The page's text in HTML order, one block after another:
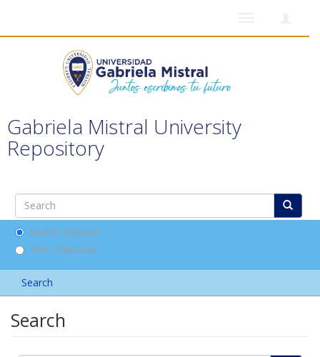
Gabriela Mistral University
Repository
Search DSpace
This Collection
Search
Search